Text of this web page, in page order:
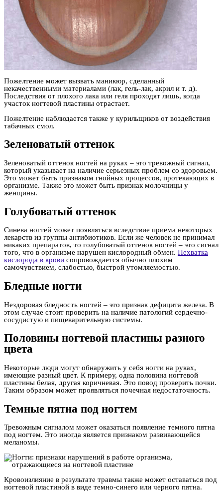
Пожелтение может вызвать маникюр, сделанный
некачественными материалами (лак, гель-лак, акрил и т. д).
Последствия от плохого лака или геля проходят лишь, когда
участок ногтевой пластины отрастает.
Пожелтение наблюдается также у курильщиков от воздействия
табачных смол.
Зеленоватый оттенок
Зеленоватый оттенок ногтей на руках – это тревожный сигнал,
который указывает на наличие серьезных проблем со здоровьем.
Это может быть признаком гнойных процессов, протекающих в
организме. Также это может быть признак молочницы у
женщины.
Голубоватый оттенок
Синева ногтей может появляться вследствие приема некоторых
лекарств из группы антибиотиков. Если же человек не принимал
никаких препаратов, то голубоватый оттенок ногтей – это сигнал
того, что в организме нарушен кислородный обмен. Нехватка
кислорода в крови сопровождается обычно плохим
самочувствием, слабостью, быстрой утомляемостью.
Бледные ногти
Нездоровая бледность ногтей – это признак дефицита железа. В
этом случае стоит проверить на наличие патологий сердечно-
сосудистую и пищеварительную системы.
Половины ногтевой пластины разного
цвета
Некоторые люди могут обнаружить у себя ногти на руках,
имеющие разный цвет. К примеру, одна половина ногтевой
пластины белая, другая коричневая. Это повод проверить почки.
Таким образом может проявляться почечная недостаточность.
Темные пятна под ногтем
Тревожным сигналом может оказаться появление темного пятна
под ногтем. Это иногда является признаком развивающейся
меланомы.
Кровоизлияние в результате травмы также может оставаться под
ногтевой пластиной в виде темно-синего или черного пятна.